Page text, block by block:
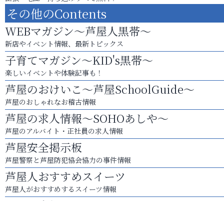
その他のContents
WEBマガジン～芦屋人黒帯～
新店やイベント情報、最新トピックス
子育てマガジン～KID's黒帯～
楽しいイベントや体験記事も！
芦屋のおけいこ～芦屋SchoolGuide～
芦屋のおしゃれなお稽古情報
芦屋の求人情報～SOHOあしや～
芦屋のアルバイト・正社員の求人情報
芦屋安全掲示板
芦屋警察と芦屋防犯協会協力の事件情報
芦屋人おすすめスイーツ
芦屋人がおすすめするスイーツ情報